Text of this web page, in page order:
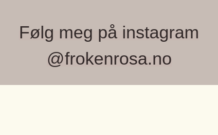
Følg meg på instagram
@frokenrosa.no